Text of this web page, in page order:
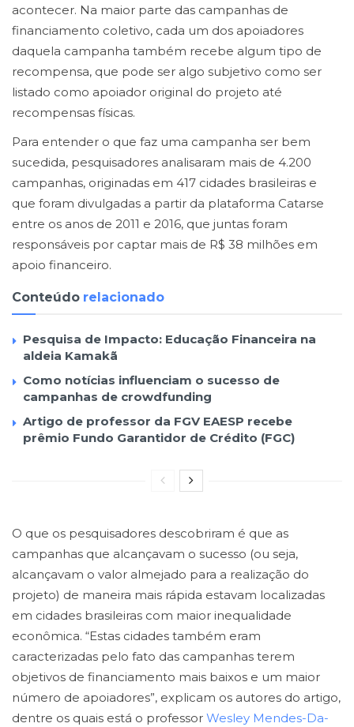
acontecer. Na maior parte das campanhas de
financiamento coletivo, cada um dos apoiadores
daquela campanha também recebe algum tipo de
recompensa, que pode ser algo subjetivo como ser
listado como apoiador original do projeto até
recompensas físicas.
Para entender o que faz uma campanha ser bem
sucedida, pesquisadores analisaram mais de 4.200
campanhas, originadas em 417 cidades brasileiras e
que foram divulgadas a partir da plataforma Catarse
entre os anos de 2011 e 2016, que juntas foram
responsáveis por captar mais de R$ 38 milhões em
apoio financeiro.
Conteúdo relacionado
Pesquisa de Impacto: Educação Financeira na
aldeia Kamakã
Como notícias influenciam o sucesso de
campanhas de crowdfunding
Artigo de professor da FGV EAESP recebe
prêmio Fundo Garantidor de Crédito (FGC)
O que os pesquisadores descobriram é que as
campanhas que alcançavam o sucesso (ou seja,
alcançavam o valor almejado para a realização do
projeto) de maneira mais rápida estavam localizadas
em cidades brasileiras com maior inequalidade
econômica. “Estas cidades também eram
caracterizadas pelo fato das campanhas terem
objetivos de financiamento mais baixos e um maior
número de apoiadores”, explicam os autores do artigo,
dentre os quais está o professor Wesley Mendes-Da-